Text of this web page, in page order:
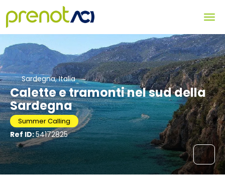
Sardegna, Italia
Calette e tramonti nel sud della
Sardegna
Summer Calling
Ref ID:54172825